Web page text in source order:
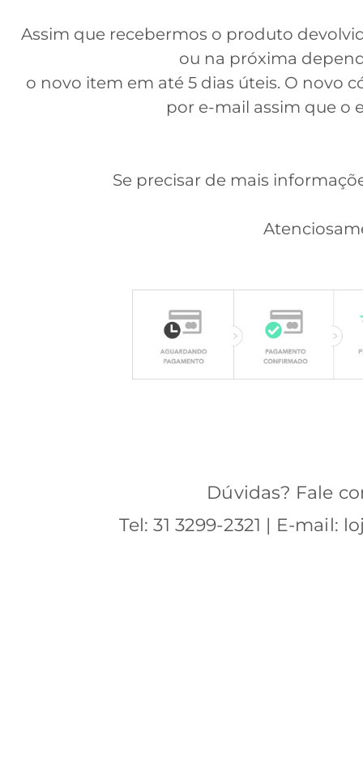
Assim que recebermos o produto
ou na próxima
o novo item em até 5 dias úteis. O novo
por e-mail assim que o
Se precisar de mais
Dúvidas? Fale
Tel: 31 3299-2321 | E-mail: